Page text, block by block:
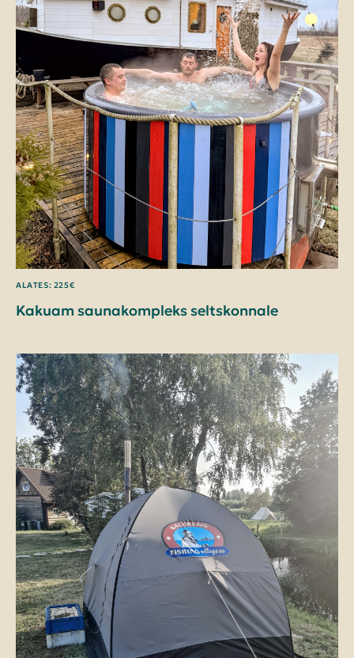
KONTAKT
ALATES: 225€
Kakuam saunakompleks seltskonnale